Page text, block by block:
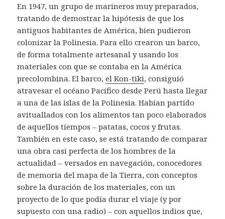
En 1947, un grupo de marineros muy preparados,
tratando de demostrar la hipótesis de que los
antiguos habitantes de América, bien pudieron
colonizar la Polinesia. Para ello crearon un barco,
de forma totalmente artesanal y usando los
materiales con que se contaba en la América
precolombina. El barco,el Kon-tiki, consiguió
atravesar el océano Pacífico desde Perú hasta llegar
a una de las islas de la Polinesia. Habían partido
avituallados con los alimentos tan poco elaborados
de aquellos tiempos – patatas, cocos y frutas.
También en este caso, se está tratando de comparar
una obra casi perfecta de los hombres de la
actualidad – versados en navegación, conocedores
de memoria del mapa de la Tierra, con conceptos
sobre la duración de los materiales, con un
proyecto de lo que podía durar el viaje (y por
supuesto con una radio) – con aquellos indios que,